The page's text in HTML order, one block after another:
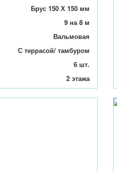
Брус 150 Х 150 мм
9 на 8 м
Вальмовая
С террасой/ тамбуром
6 шт.
2 этажа